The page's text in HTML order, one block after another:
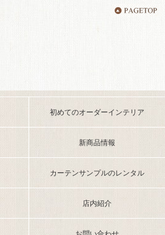
初めてのオーダーインテリア
新商品情報
カーテンサンプルのレンタル
店内紹介